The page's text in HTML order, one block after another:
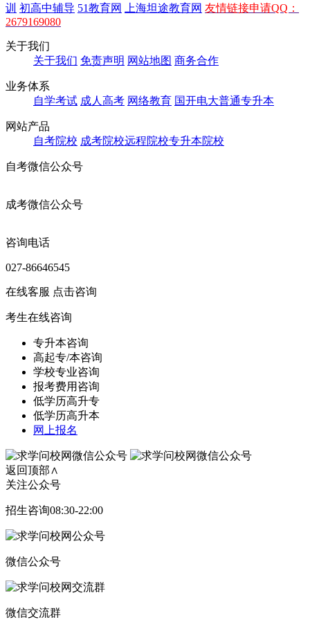
训 初高中辅导 51教育网 上海坦途教育网 友情链接申请QQ：
2679169080
关于我们
关于我们 免责声明 网站地图 商务合作
业务体系
自学考试 成人高考 网络教育 国开电大普通专升本
网站产品
自考院校 成考院校远程院校专升本院校
自考微信公众号
成考微信公众号
咨询电话
027-86646545
在线客服 点击咨询
考生在线咨询
专升本咨询
高起专/本咨询
学校专业咨询
报考费用咨询
低学历高升专
低学历高升本
网上报名
返回顶部∧
关注公众号
招生咨询08:30-22:00
微信公众号
微信交流群